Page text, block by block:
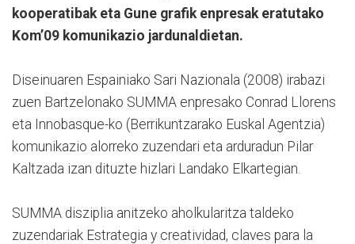
kooperatibak eta Gune grafik enpresak eratutako
Kom’09 komunikazio jardunaldietan.
Diseinuaren Espainiako Sari Nazionala (2008) irabazi
zuen Bartzelonako SUMMA enpresako Conrad Llorens
eta Innobasque-ko (Berrikuntzarako Euskal Agentzia)
komunikazio alorreko zuzendari eta arduradun Pilar
Kaltzada izan dituzte hizlari Landako Elkartegian.
SUMMA disziplia anitzeko aholkularitza taldeko
zuzendariak Estrategia y creatividad, claves para la